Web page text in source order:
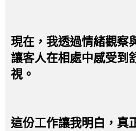
現在，我透過情緒觀察
讓客人在相處中感受到
視。
這份工作讓我明白，真